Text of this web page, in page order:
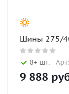
Шины 275/
8+ шт.
9 888